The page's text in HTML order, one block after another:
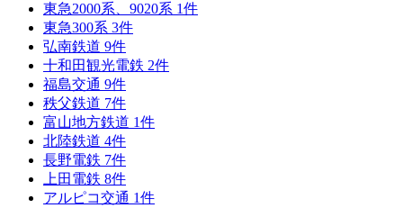
東急2000系、9020系 1件
東急300系 3件
弘南鉄道 9件
十和田観光電鉄 2件
福島交通 9件
秩父鉄道 7件
富山地方鉄道 1件
北陸鉄道 4件
長野電鉄 7件
上田電鉄 8件
アルピコ交通 1件